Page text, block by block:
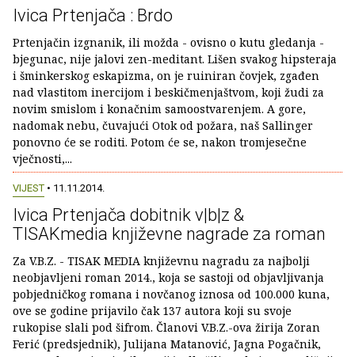
Ivica Prtenjača : Brdo
Prtenjačin izgnanik, ili možda - ovisno o kutu gledanja -
bjegunac, nije jalovi zen-meditant. Lišen svakog hipsteraja
i šminkerskog eskapizma, on je ruiniran čovjek, zgađen
nad vlastitom inercijom i beskičmenjaštvom, koji žudi za
novim smislom i konačnim samoostvarenjem. A gore,
nadomak nebu, čuvajući Otok od požara, naš Sallinger
ponovno će se roditi. Potom će se, nakon tromjesečne
vječnosti,...
VIJEST • 11.11.2014.
Ivica Prtenjača dobitnik v|b|z &
TISAKmedia književne nagrade za roman
Za V.B.Z. - TISAK MEDIA književnu nagradu za najbolji
neobjavljeni roman 2014., koja se sastoji od objavljivanja
pobjedničkog romana i novčanog iznosa od 100.000 kuna,
ove se godine prijavilo čak 137 autora koji su svoje
rukopise slali pod šifrom. Članovi V.B.Z.-ova žirija Zoran
Ferić (predsjednik), Julijana Matanović, Jagna Pogačnik,